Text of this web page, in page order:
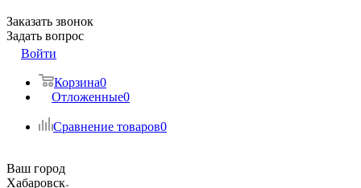
Заказать звонок
Задать вопрос
Войти
Корзина0
Отложенные0
Сравнение товаров0
Ваш город
Хабаровск